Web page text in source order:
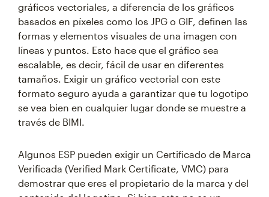
gráficos vectoriales, a diferencia de los gráficos
basados en píxeles como los JPG o GIF, definen las
formas y elementos visuales de una imagen con
líneas y puntos. Esto hace que el gráfico sea
escalable, es decir, fácil de usar en diferentes
tamaños. Exigir un gráfico vectorial con este
formato seguro ayuda a garantizar que tu logotipo
se vea bien en cualquier lugar donde se muestre a
través de BIMI.
Algunos ESP pueden exigir un Certificado de Marca
Verificada (Verified Mark Certificate, VMC) para
demostrar que eres el propietario de la marca y del